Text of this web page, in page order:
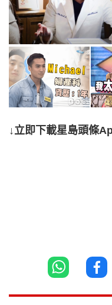
↓立即下載星島頭條